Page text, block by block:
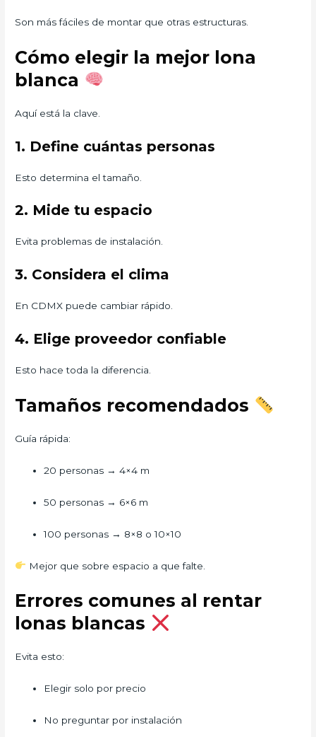
Son más fáciles de montar que otras estructuras.
Cómo elegir la mejor lona
blanca
Aquí está la clave.
1. Define cuántas personas
Esto determina el tamaño.
2. Mide tu espacio
Evita problemas de instalación.
3. Considera el clima
En CDMX puede cambiar rápido.
4. Elige proveedor confiable
Esto hace toda la diferencia.
Tamaños recomendados
Guía rápida:
20 personas → 4×4 m
50 personas → 6×6 m
100 personas → 8×8 o 10×10
Mejor que sobre espacio a que falte.
Errores comunes al rentar
lonas blancas
Evita esto:
Elegir solo por precio
No preguntar por instalación